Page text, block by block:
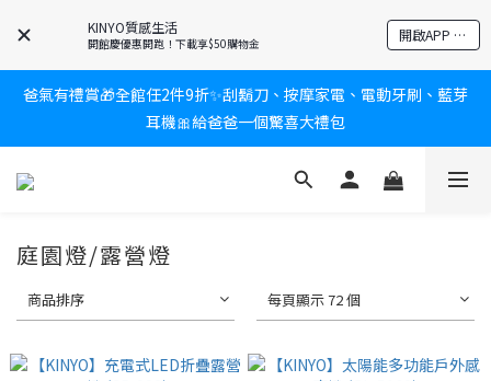
KINYO質感生活
開館慶優惠開跑！下載享$50購物金 開啟APP 享隱藏優惠
新會員送$100購物金✨再享消費回饋無極限
新會員送$100購物金✨再享消費回饋無極限
爸氣有禮賞🎁全館任2件9折✨刮鬍刀、按摩家電、電動牙刷、藍芽
耳機🎀給爸爸一個驚喜大禮包
炎熱夏日救星☀️秒凍扇登場💙半導體製冷 x 微米級冰霧，一秒開
新會員送$100購物金✨再享消費回饋無極限
庭園燈/露營燈
商品排序 每頁顯示 72 個